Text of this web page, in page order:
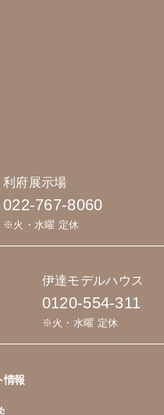
利府展示場
022-767-8060
※火・水曜 定休
伊達モデルハウス
0120-554-311
※火・水曜 定休
情報